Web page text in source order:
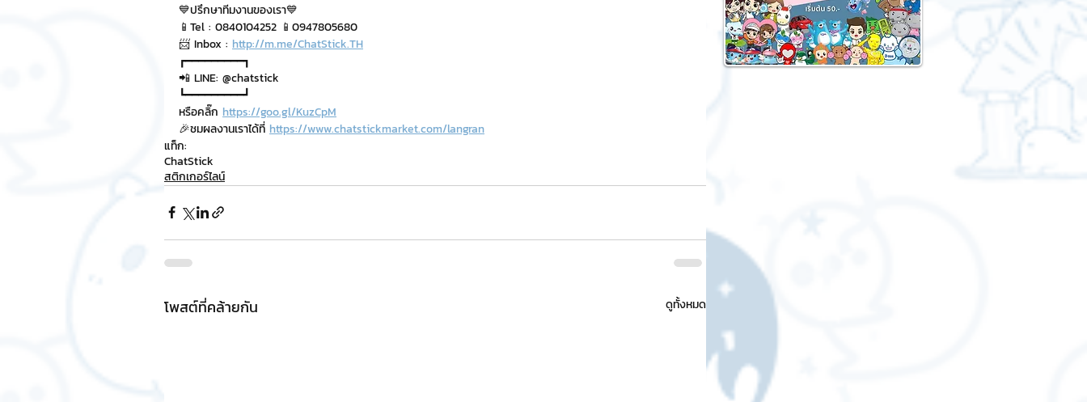
💙ปรึกษาทีมงานของเรา💙
📱Tel : 0840104252 📱0947805680
📨 Inbox : http://m.me/ChatStick.TH
┏━━━━━━━━━┓
📲 LINE: @chatstick
┗━━━━━━━━━┛
หรือคลิ๊ก https://goo.gl/KuzCpM
🎉ชมผลงานเราได้ที่ https://www.chatstickmarket.com/langran
แท็ก:
ChatStick
สติกเกอร์ไลน์
โพสต์ที่คล้ายกัน ดูทั้งหมด